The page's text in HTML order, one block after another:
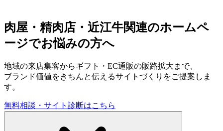
肉屋・精肉店・近江牛関連のホームペ
ージでお悩みの方へ
地域の来店集客からギフト・EC通販の販路拡大まで、
ブランド価値をきちんと伝えるサイトづくりをご提案しま
す。
無料相談・サイト診断はこちら